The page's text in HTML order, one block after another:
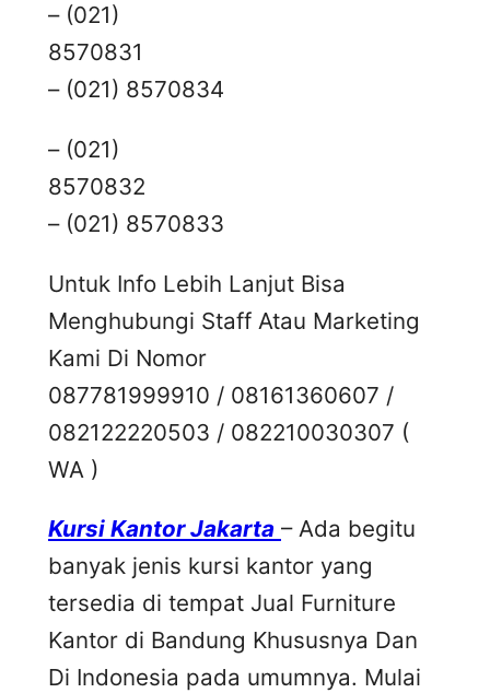
– (021)
8570831
– (021) 8570834
– (021)
8570832
– (021) 8570833
Untuk Info Lebih Lanjut Bisa
Menghubungi Staff Atau Marketing
Kami Di Nomor
087781999910 / 08161360607 /
082122220503 / 082210030307 (
WA )
Kursi Kantor Jakarta – Ada begitu
banyak jenis kursi kantor yang
tersedia di tempat Jual Furniture
Kantor di Bandung Khususnya Dan
Di Indonesia pada umumnya. Mulai